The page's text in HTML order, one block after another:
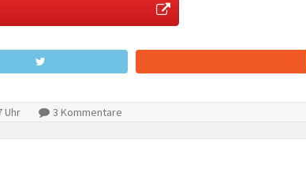
Uhr 3 Kommentare